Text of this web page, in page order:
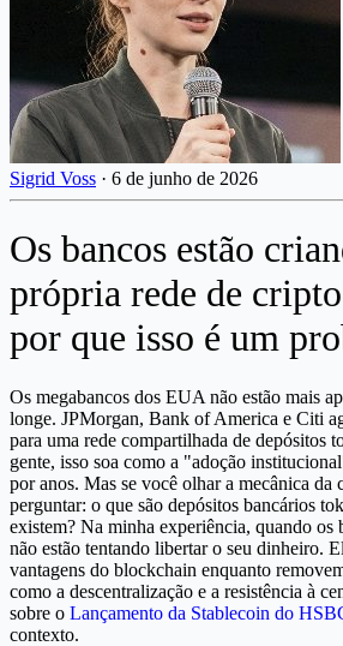
Sigrid Voss · 6 de junho de 2026
Os bancos estão
própria rede de
por que isso é um
Os megabancos dos EUA não estão mais
longe. JPMorgan, Bank of America e Citi
para uma rede compartilhada de depósitos
gente, isso soa como a "adoção
por anos. Mas se você olhar a mecânica da
perguntar: o que são depósitos bancários
existem? Na minha experiência, quando os
não estão tentando libertar o seu dinheiro.
vantagens do blockchain enquanto
como a descentralização e a resistência à
sobre o Lançamento da Stablecoin do
contexto.